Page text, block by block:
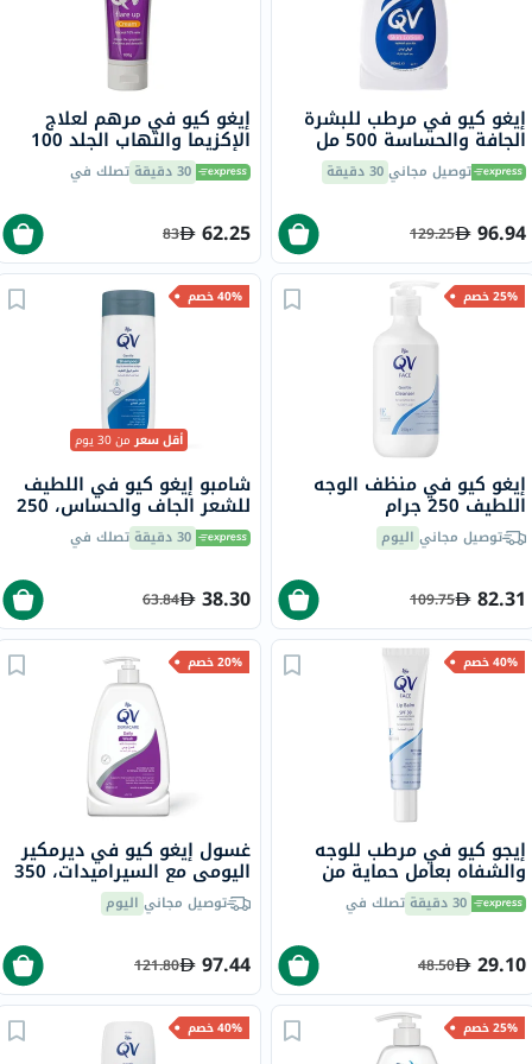
إيغو كيو في مرطب للبشرة
الجافة والحساسة 500 مل
توصيل مجاني30 دقيقة
96.94
129.25
إيغو كيو في مرهم لعلاج
الإكزيما والتهاب الجلد 100
جرام 30 دقيقة تصلك في
62.25
83
25% خصم
إيغو كيو في منظف الوجه
اللطيف 250 جرام
توصيل مجاني اليوم
82.31
109.75
40% خصم
أقل سعرمن 30 يوم
شامبو إيغو كيو في اللطيف
للشعر الجاف والحساس، 250
جرام 30 دقيقة تصلك في
38.30
63.84
40% خصم
إيجو كيو في مرطب للوجه
والشفاه بعامل حماية من
الشمس SPF30 للبشرة
الحساسة 15 جرام
30 دقيقة تصلك في
29.10
48.50
20% خصم
غسول إيغو كيو في ديرمكير
اليومي مع السيراميدات، 350
ملتوصيل مجاني اليوم
97.44
121.80
25% خصم 40% خصم